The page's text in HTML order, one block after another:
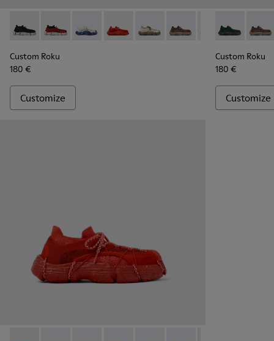
Custom Roku - K100953-999-R005 - Disassembled Sneaker
Custom Roku - K100953-999-R003 - Disassembled
Custom Roku - K100953-014 - Multicolor
Custom Roku - K100953-002 - Red
Custom Roku - K100953-008 -
Custom Roku -Custom Roku -
Custom
Custom Roku
180 €
Customize
Custom
Custom Roku
180 €
Customize